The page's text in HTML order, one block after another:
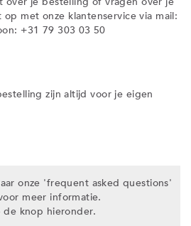
met onze klantenservice via mail:
+31 79 303 03 50
zijn altijd voor je eigen
onze 'frequent asked questions'
meer informatie.
de knop hieronder.